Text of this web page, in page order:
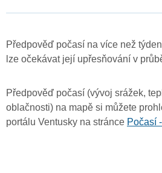
Předpověď počasí na více než
lze očekávat její upřesňování v
Předpověď počasí (vývoj srážek,
oblačnosti) na mapě si můžete
portálu Ventusky na stránce Počasí